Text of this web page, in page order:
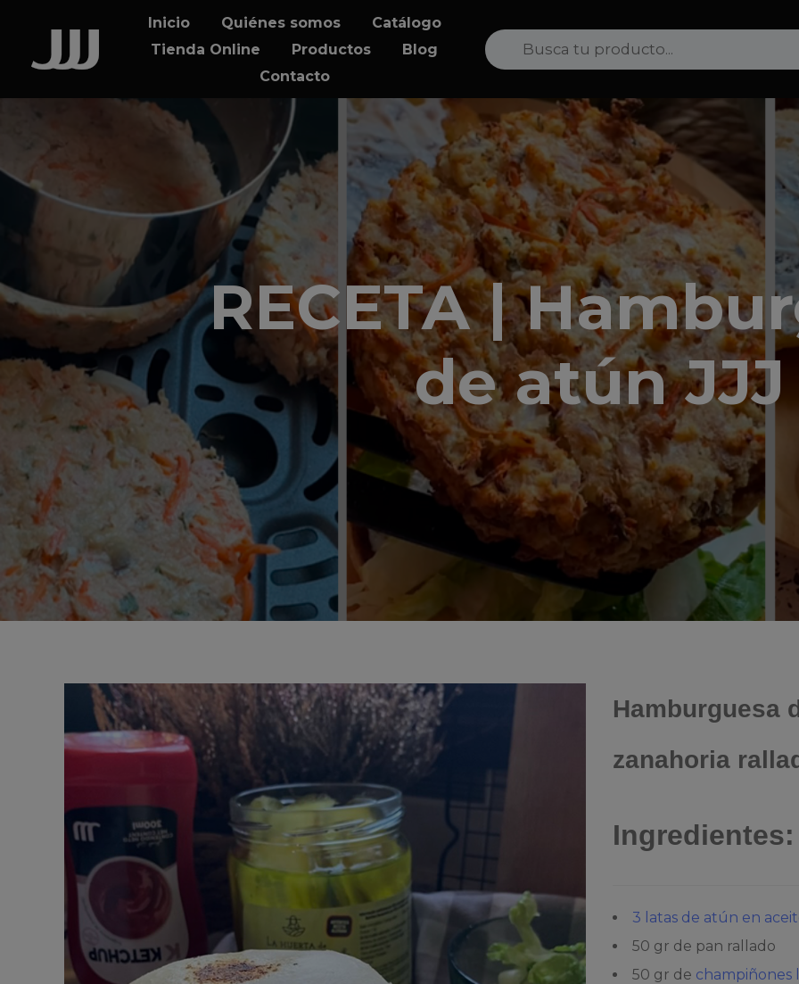
content
Inicio Quiénes somos
Catálogo
Tienda Online
Productos
Blog
Contacto
Search
for:
Product
Category:
RECETA |
de atún JJJ
Hamburguesa
zanahoria
Ingredientes:
3 latas de atún en
50 gr de pan rallado
50 gr de champiñones